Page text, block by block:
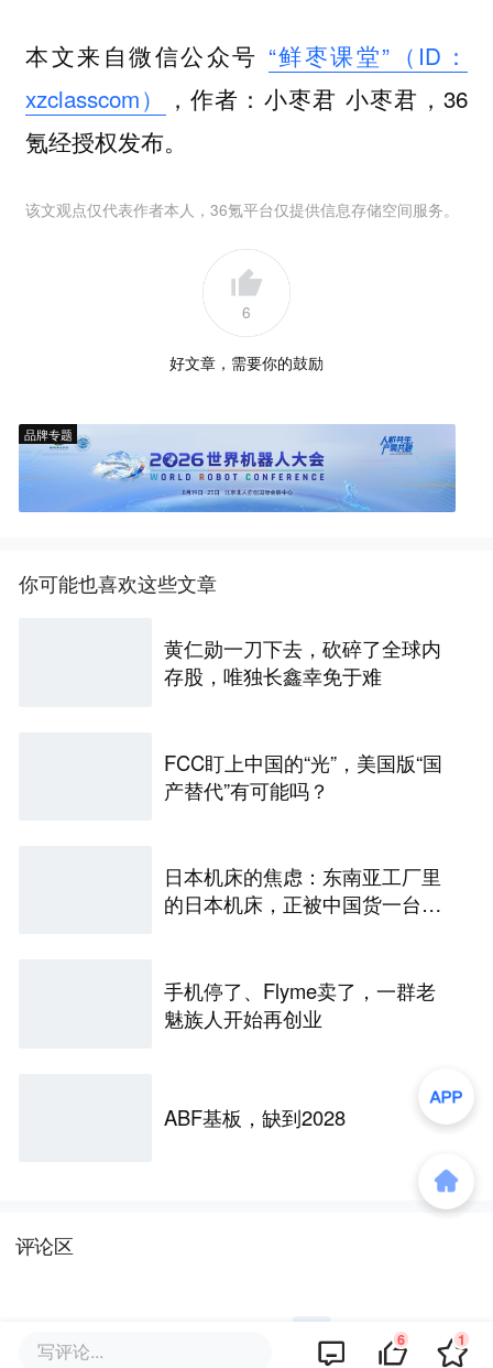
本文来自微信公众号 “鲜枣课堂”（ID：
xzclasscom）
，作者：小枣君 小枣君，36
氪经授权发布。
该文观点仅代表作者本人，36氪平台仅提供信息存储空间服务。
6
好文章，需要你的鼓励
品牌专题
你可能也喜欢这些文章
黄仁勋一刀下去，砍碎了全球内
存股，唯独长鑫幸免于难
FCC盯上中国的“光”，美国版“国
产替代”有可能吗？
日本机床的焦虑：东南亚工厂里
的日本机床，正被中国货一台台
手机停了、Flyme卖了，一群老
魅族人开始再创业
ABF基板，缺到2028
评论区
写评论... 6 1